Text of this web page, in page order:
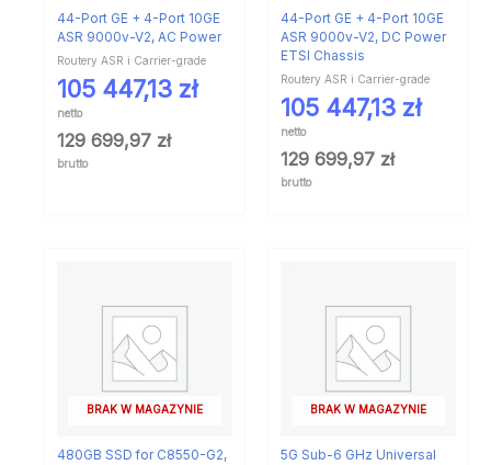
44-Port GE + 4-Port 10GE
ASR 9000v-V2, AC Power
Routery ASR i Carrier-grade
105 447,13 zł
netto
129 699,97 zł
brutto
44-Port GE + 4-Port 10GE
ASR 9000v-V2, DC Power
ETSI Chassis
Routery ASR i Carrier-grade
105 447,13 zł
netto
129 699,97 zł
brutto
BRAK W MAGAZYNIE
480GB SSD for C8550-G2,
BRAK W MAGAZYNIE
5G Sub-6 GHz Universal